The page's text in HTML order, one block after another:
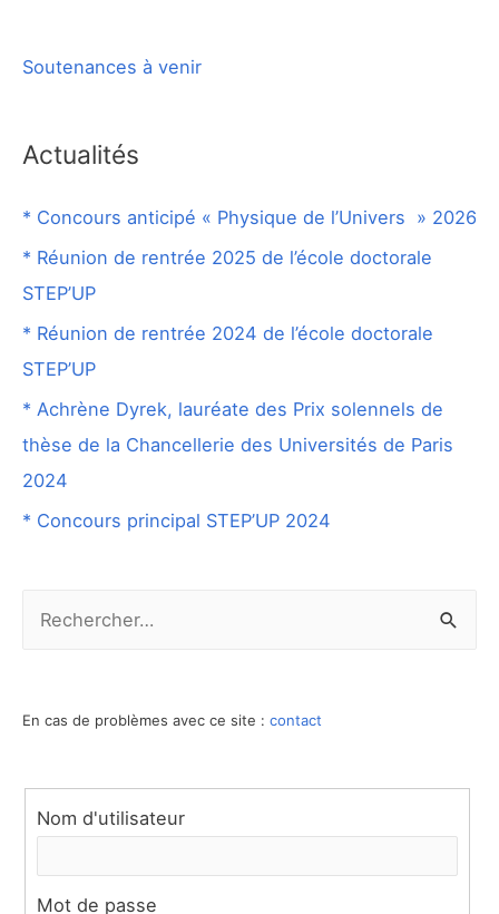
Soutenances à venir
Actualités
* Concours anticipé « Physique de l’Univers » 2026
* Réunion de rentrée 2025 de l’école doctorale
STEP’UP
* Réunion de rentrée 2024 de l’école doctorale
STEP’UP
* Achrène Dyrek, lauréate des Prix solennels de
thèse de la Chancellerie des Universités de Paris
2024
* Concours principal STEP’UP 2024
h
r
En cas de problèmes avec ce site : contact
Nom d'utilisateur
Mot de passe